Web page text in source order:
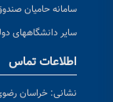
سامانه حامیان
سایر دانشگاههای
اطلاعات تماس
نشانی: خراسان